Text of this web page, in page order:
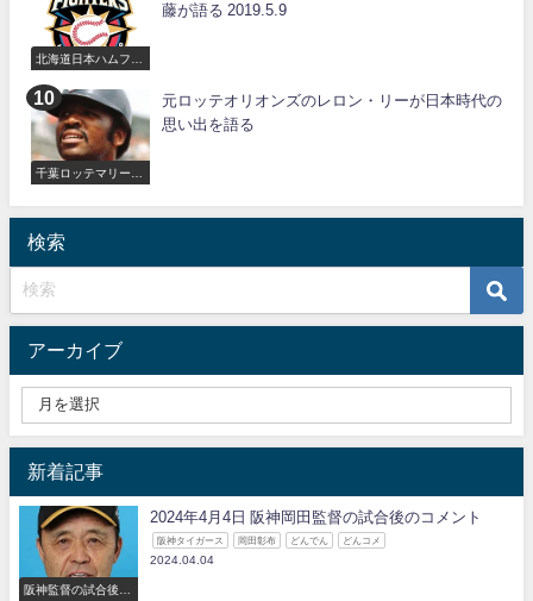
北海道日本ハムファ
藤が語る 2019.5.9
千葉ロッテマリーン
元ロッテオリオンズのレロン・リーが日本時代の
思い出を語る
検索
アーカイブ
新着記事
阪神監督の試合後の
2024年4月4日 阪神岡田監督の試合後のコメント
阪神タイガース 岡田彰布 どんでん どんコメ
2024.04.04